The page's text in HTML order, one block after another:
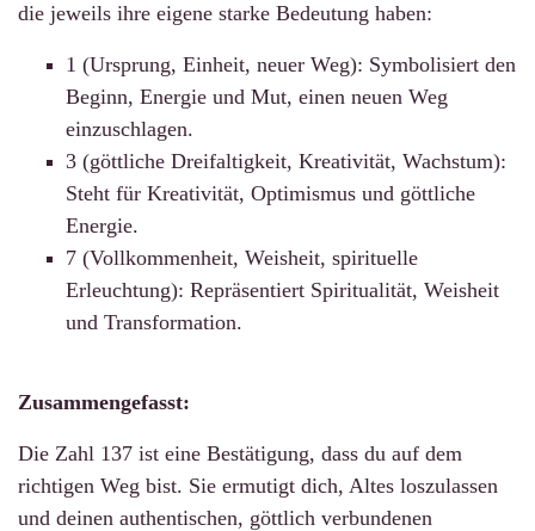
die jeweils ihre eigene starke Bedeutung haben:
1 (Ursprung, Einheit, neuer Weg): Symbolisiert den
Beginn, Energie und Mut, einen neuen Weg
einzuschlagen.
3 (göttliche Dreifaltigkeit, Kreativität, Wachstum):
Steht für Kreativität, Optimismus und göttliche
Energie.
7 (Vollkommenheit, Weisheit, spirituelle
Erleuchtung): Repräsentiert Spiritualität, Weisheit
und Transformation.
Zusammengefasst:
Die Zahl 137 ist eine Bestätigung, dass du auf dem
richtigen Weg bist. Sie ermutigt dich, Altes loszulassen
und deinen authentischen, göttlich verbundenen